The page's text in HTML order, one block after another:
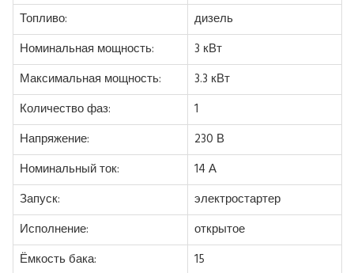
Топливо:
дизель
Номинальная мощность:
3 кВт
Максимальная мощность:
3.3 кВт
Количество фаз:
1
Напряжение:
230 В
Номинальный ток:
14 А
Запуск:
электростартер
Исполнение:
открытое
Ёмкость бака:
15